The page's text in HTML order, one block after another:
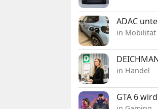
ADAC
in Mobilität
in Handel
GTA 6